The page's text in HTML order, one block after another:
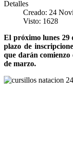
Detalles
Creado: 24
Visto: 1628
El próximo lunes 29
plazo de
que darán comienzo
de marzo.